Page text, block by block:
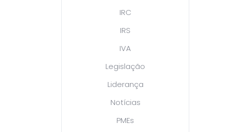
IRC
IRS
IVA
Legislação
Liderança
Notícias
PMEs